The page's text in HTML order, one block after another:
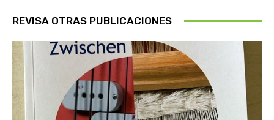
REVISA OTRAS PUBLICACIONES